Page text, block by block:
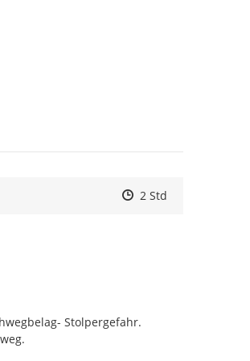
Zeitpunkt des
Zeitpunkt des
2 StdZur Äußerung
Stolpergefahr.